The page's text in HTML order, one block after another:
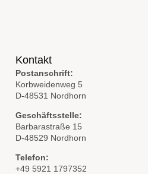
Kontakt
Postanschrift:
Korbweidenweg 5
D-48531 Nordhorn
Geschäftsstelle:
Barbarastraße 15
D-48529 Nordhorn
Telefon:
+49 5921 1797352